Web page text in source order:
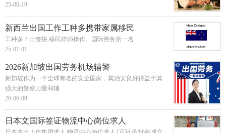
25-06-19
新西兰出国工作工种多携带家属移民
工种多！出签快,移民律师操作。国际劳务第一名
25-01-01
2026新加坡出国劳务机场辅警
新加坡作为一个全球有名的安全国家，其治安良好得益于其
强大的警察力量和辅
26-06-09
日本文国际签证物流中心岗位求人